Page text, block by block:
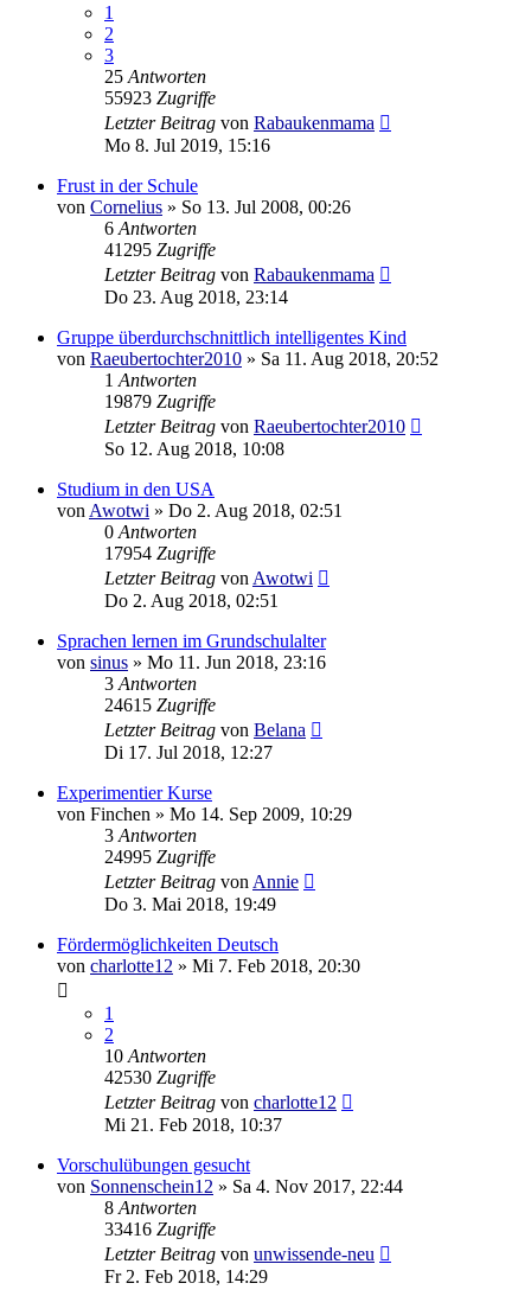
1
2
3
25 Antworten
55923 Zugriffe
Letzter Beitrag von Rabaukenmama
Mo 8. Jul 2019, 15:16
Frust in der Schule
von Cornelius » So 13. Jul 2008, 00:26
6 Antworten
41295 Zugriffe
Letzter Beitrag von Rabaukenmama
Do 23. Aug 2018, 23:14
Gruppe überdurchschnittlich intelligentes Kind
von Raeubertochter2010 » Sa 11. Aug 2018, 20:52
1 Antworten
19879 Zugriffe
Letzter Beitrag von Raeubertochter2010
So 12. Aug 2018, 10:08
Studium in den USA
von Awotwi » Do 2. Aug 2018, 02:51
0 Antworten
17954 Zugriffe
Letzter Beitrag von Awotwi
Do 2. Aug 2018, 02:51
Sprachen lernen im Grundschulalter
von sinus » Mo 11. Jun 2018, 23:16
3 Antworten
24615 Zugriffe
Letzter Beitrag von Belana
Di 17. Jul 2018, 12:27
Experimentier Kurse
von Finchen » Mo 14. Sep 2009, 10:29
3 Antworten
24995 Zugriffe
Letzter Beitrag von Annie
Do 3. Mai 2018, 19:49
Fördermöglichkeiten Deutsch
von charlotte12 » Mi 7. Feb 2018, 20:30
1
2
10 Antworten
42530 Zugriffe
Letzter Beitrag von charlotte12
Mi 21. Feb 2018, 10:37
Vorschulübungen gesucht
von Sonnenschein12 » Sa 4. Nov 2017, 22:44
8 Antworten
33416 Zugriffe
Letzter Beitrag von unwissende-neu
Fr 2. Feb 2018, 14:29